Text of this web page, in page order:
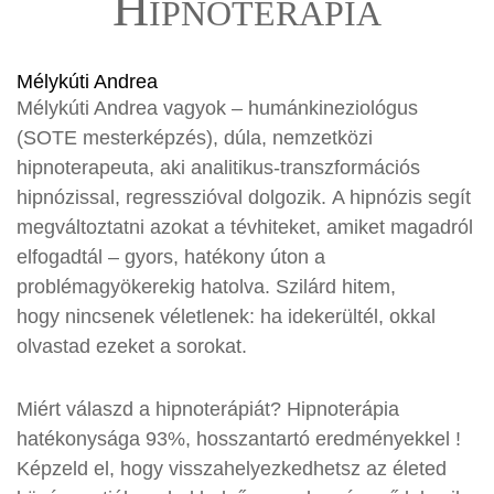
Mélykúti Andrea
Mélykúti Andrea vagyok – humánkineziológus
(SOTE mesterképzés), dúla, nemzetközi
hipnoterapeuta, aki analitikus-transzformációs
hipnózissal, regresszióval dolgozik. A hipnózis segít
megváltoztatni azokat a tévhiteket, amiket magadról
elfogadtál – gyors, hatékony úton a
problémagyökerekig hatolva. Szilárd hitem,
hogy nincsenek véletlenek: ha idekerültél, okkal
olvastad ezeket a sorokat.
Miért válaszd a hipnoterápiát? Hipnoterápia
hatékonysága 93%, hosszantartó eredményekkel !
Képzeld el, hogy visszahelyezkedhetsz az életed